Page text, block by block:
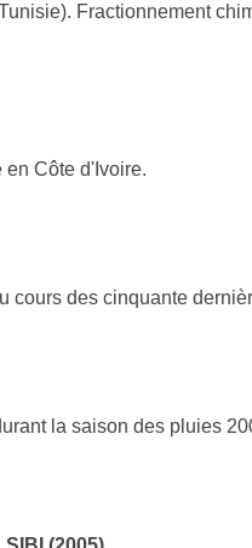
Fractionnement
Côte d'Ivoire.
cours des cinquante
la saison des pluies